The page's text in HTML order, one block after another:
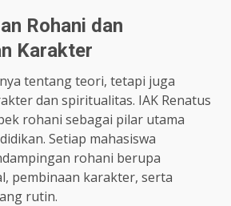
Rohani dan
Karakter
tentang teori, tetapi juga
dan spiritualitas. IAK Renatus
rohani sebagai pilar utama
Setiap mahasiswa
rohani berupa
pembinaan karakter, serta
rutin.